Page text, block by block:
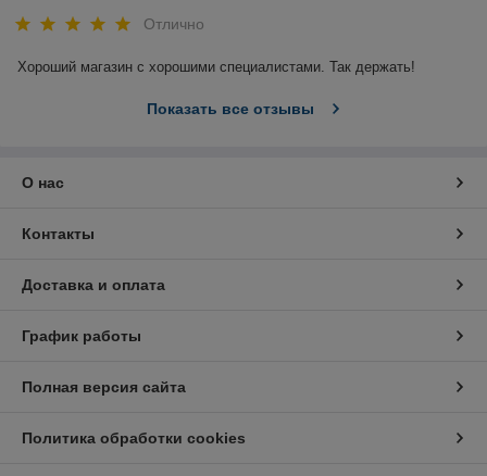
Отлично
Хороший магазин с хорошими специалистами. Так держать!
Показать все отзывы
О нас
Контакты
Доставка и оплата
График работы
Полная версия сайта
Политика обработки cookies